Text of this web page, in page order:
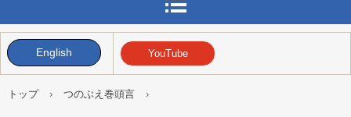
English YouTube
トップ › つのぶえ巻頭言 ›